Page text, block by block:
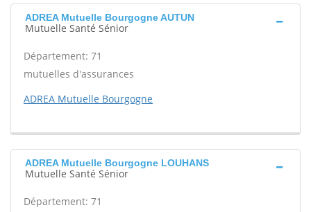
ADREA Mutuelle Bourgogne AUTUN
Mutuelle Santé Sénior
Département: 71
mutuelles d'assurances
ADREA Mutuelle Bourgogne
ADREA Mutuelle Bourgogne LOUHANS
Mutuelle Santé Sénior
Département: 71